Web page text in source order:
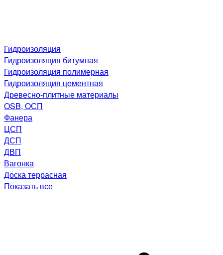
Гидроизоляция
Гидроизоляция битумная
Гидроизоляция полимерная
Гидроизоляция цементная
Древесно-плитные материалы
OSB, ОСП
Фанера
ЦСП
ДСП
ДВП
Вагонка
Доска террасная
Показать все